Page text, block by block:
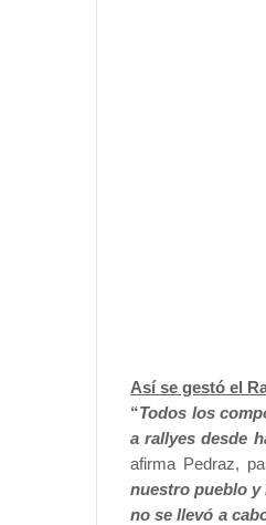
Así se gestó el
“Todos los
a rallyes desde
afirma Pedraz,
nuestro pueblo y
no se llevó a